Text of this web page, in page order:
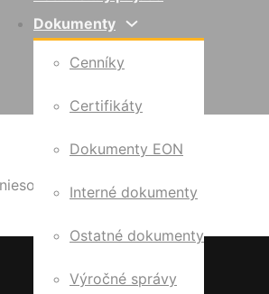
Dokumenty
Cenníky
Certifikáty
Dokumenty EON
Interné dokumenty
Ostatné dokumenty
Výročné správy
pokoj, nádej a silu do